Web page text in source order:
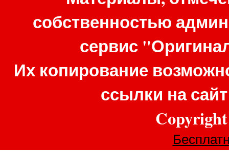
собственностью
сервис
Их копирование
ссылки на